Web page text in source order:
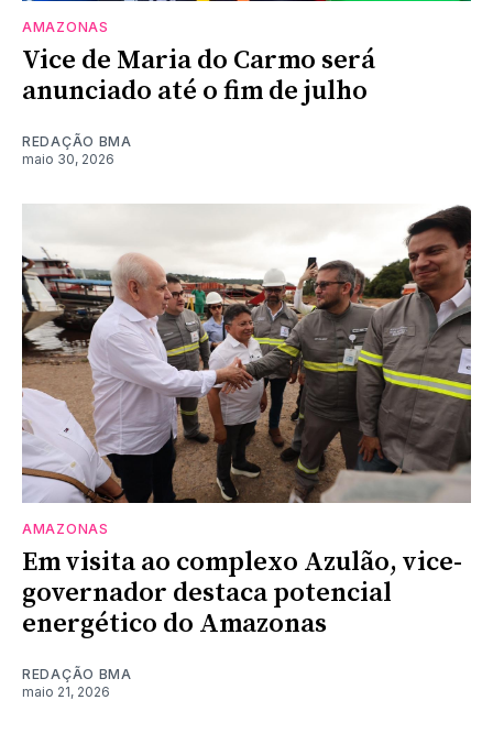
AMAZONAS
Vice de Maria do Carmo será
anunciado até o fim de julho
REDAÇÃO BMA
maio 30, 2026
AMAZONAS
Em visita ao complexo Azulão, vice-
governador destaca potencial
energético do Amazonas
REDAÇÃO BMA
maio 21, 2026